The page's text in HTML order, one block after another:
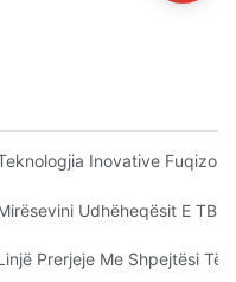
Inovative Fuqizon
I Transformatorëve?
Udhëheqësit E
Prerjeje Me Shpejtësi Të